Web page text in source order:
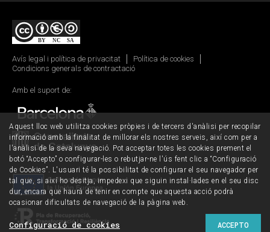
Avís legal i política de privacitat
Política de cookies
Condicions generals de contractació
Amb el suport de:
Aquest lloc web utilitza cookies pròpies i de tercers d'anàlisi per recopilar
informació amb la finalitat de millorar els nostres serveis, així com per a
l'anàlisi de la seva navegació. Pot acceptar totes les cookies prement el
botó “Accepto” o configurar-les o rebutjar-ne l'ús fent clic a “Configuració
de Cookies”. L'usuari té la possibilitat de configurar el seu navegador per
tal que, si així ho desitja, impedexi que siguin instal·lades en el seu disc
dur, encara que haurà de tenir en compte que aquesta acció podrà
ocasionar dificultats de navegació de la pàgina web.
ACCEPTO
Configuració de cookies